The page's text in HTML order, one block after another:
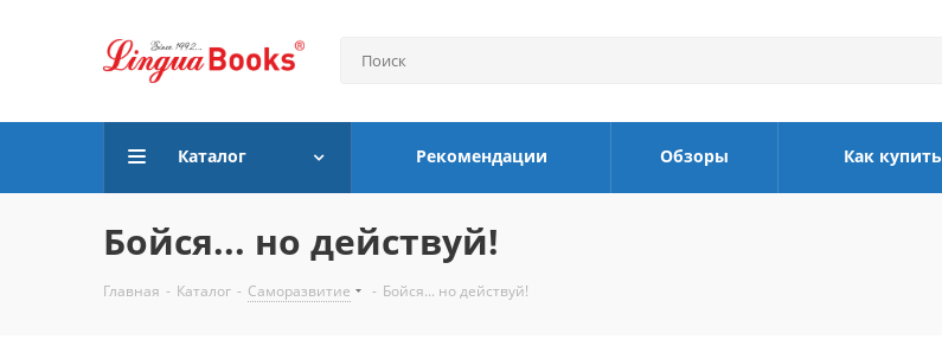
Каталог Рекомендации Обзоры Как купить
Бойся... но действуй!
Главная - Каталог - Саморазвитие - Бойся... но действуй!